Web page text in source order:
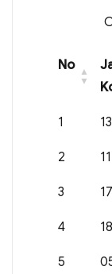
No
1
2
3
4
5